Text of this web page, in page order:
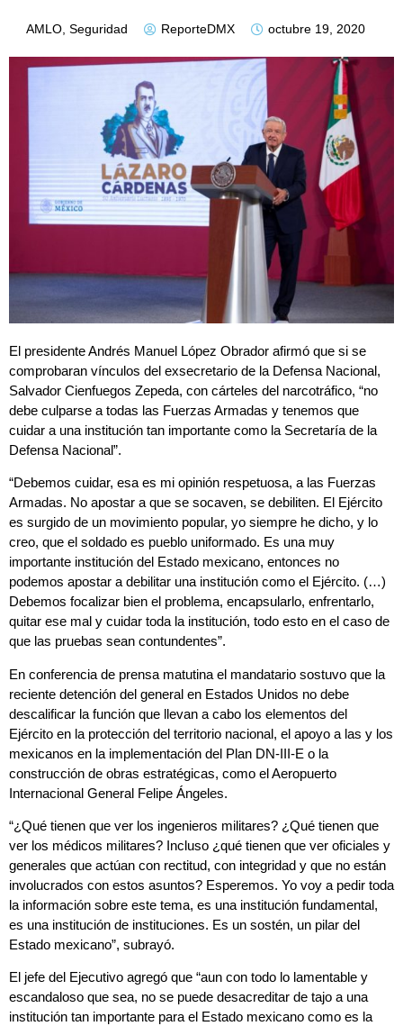
AMLO Seguridad ReporteDMX octubre 19, 2020
El presidente Andrés Manuel López Obrador afirmó que si se
comprobaran vínculos del exsecretario de la Defensa Nacional,
Salvador Cienfuegos Zepeda, con cárteles del narcotráfico, “no
debe culparse a todas las Fuerzas Armadas y tenemos que
cuidar a una institución tan importante como la Secretaría de la
Defensa Nacional”.
“Debemos cuidar, esa es mi opinión respetuosa, a las Fuerzas
Armadas. No apostar a que se socaven, se debiliten. El Ejército
es surgido de un movimiento popular, yo siempre he dicho, y lo
creo, que el soldado es pueblo uniformado. Es una muy
importante institución del Estado mexicano, entonces no
podemos apostar a debilitar una institución como el Ejército. (…)
Debemos focalizar bien el problema, encapsularlo, enfrentarlo,
quitar ese mal y cuidar toda la institución, todo esto en el caso de
que las pruebas sean contundentes”.
En conferencia de prensa matutina el mandatario sostuvo que la
reciente detención del general en Estados Unidos no debe
descalificar la función que llevan a cabo los elementos del
Ejército en la protección del territorio nacional, el apoyo a las y los
mexicanos en la implementación del Plan DN-III-E o la
construcción de obras estratégicas, como el Aeropuerto
Internacional General Felipe Ángeles.
“¿Qué tienen que ver los ingenieros militares? ¿Qué tienen que
ver los médicos militares? Incluso ¿qué tienen que ver oficiales y
generales que actúan con rectitud, con integridad y que no están
involucrados con estos asuntos? Esperemos. Yo voy a pedir toda
la información sobre este tema, es una institución fundamental,
es una institución de instituciones. Es un sostén, un pilar del
Estado mexicano”, subrayó.
El jefe del Ejecutivo agregó que “aun con todo lo lamentable y
escandaloso que sea, no se puede desacreditar de tajo a una
institución tan importante para el Estado mexicano como es la